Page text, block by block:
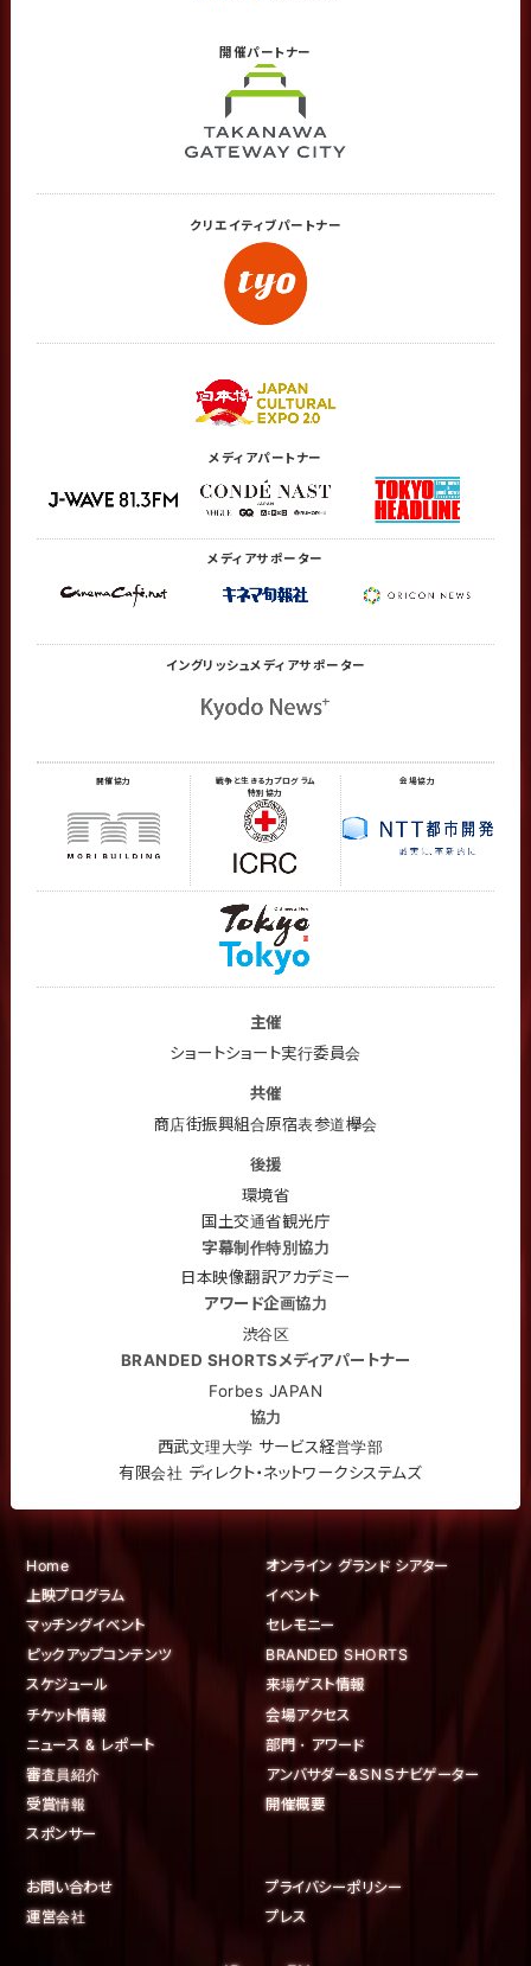
開催パートナー
クリエイティブパートナー
メディアパートナー
メディアサポーター
イングリッシュメディアサポーター
開催協力
戦争と生きる力プログラム
特別協力
会場協力
主催
ショートショート実行委員会
共催
商店街振興組合原宿表参道欅会
後援
環境省
国土交通省観光庁
字幕制作特別協力
日本映像翻訳アカデミー
アワード企画協力
渋谷区
BRANDED SHORTSメディアパートナー
Forbes JAPAN
協力
西武文理大学 サービス経営学部
有限会社 ディレクト・ネットワークシステムズ
Home
オンライン グランド シアター
上映プログラム
イベント
マッチングイベント
セレモニー
ピックアップコンテンツ
BRANDED SHORTS
スケジュール
来場ゲスト情報
チケット情報
会場アクセス
ニュース & レポート
部門・アワード
審査員紹介
アンバサダー&ＳＮＳナビゲーター
受賞情報
開催概要
スポンサー
お問い合わせ
プライバシーポリシー
運営会社
プレス